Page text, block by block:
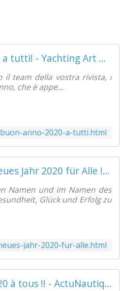
Buon anno 2020 a tutti! - Yachting Art Magazine
il team della vostra rivista, i
che è appe...
anno-2020-a-tutti.html
Frohes neues Jahr 2020 für Alle ! - Yachting Art Magazine
Namen und im Namen des
Glück und Erfolg zu
jahr-2020-fur-alle.html
Bonne Année 2020 à tous !! - ActuNautique.com